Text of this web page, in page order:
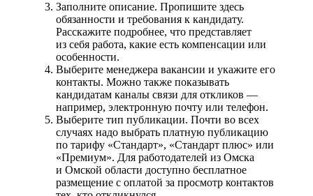
Заполните описание. Пропишите здесь
обязанности и требования к кандидату.
Расскажите подробнее, что представляет
из себя работа, какие есть компенсации или
особенности.
Выберите менеджера вакансии и укажите его
контакты. Можно также показывать
кандидатам каналы связи для откликов —
например, электронную почту или телефон.
Выберите тип публикации. Почти во всех
случаях надо выбрать платную публикацию
по тарифу «Стандарт», «Стандарт плюс» или
«Премиум». Для работодателей из Омска
и Омской области доступно бесплатное
размещение с оплатой за просмотр контактов